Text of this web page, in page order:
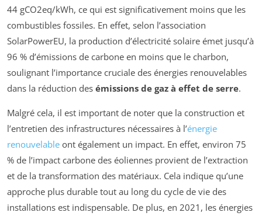
44 gCO2eq/kWh, ce qui est significativement moins que les
combustibles fossiles. En effet, selon l’association
SolarPowerEU, la production d’électricité solaire émet jusqu’à
96 % d’émissions de carbone en moins que le charbon,
soulignant l’importance cruciale des énergies renouvelables
dans la réduction des émissions de gaz à effet de serre.
Malgré cela, il est important de noter que la construction et
l’entretien des infrastructures nécessaires à l’énergie
renouvelable ont également un impact. En effet, environ 75
% de l’impact carbone des éoliennes provient de l’extraction
et de la transformation des matériaux. Cela indique qu’une
approche plus durable tout au long du cycle de vie des
installations est indispensable. De plus, en 2021, les énergies